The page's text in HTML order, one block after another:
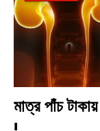
মাত্র পাঁচ